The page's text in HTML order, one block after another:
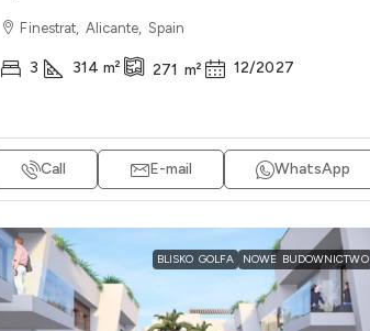
Finestrat, Alicante, Spain
3 314 m² 271 m² 12/2027
Call E-mail WhatsApp
BLISKO GOLFA NOWE BUDOWNICTWO